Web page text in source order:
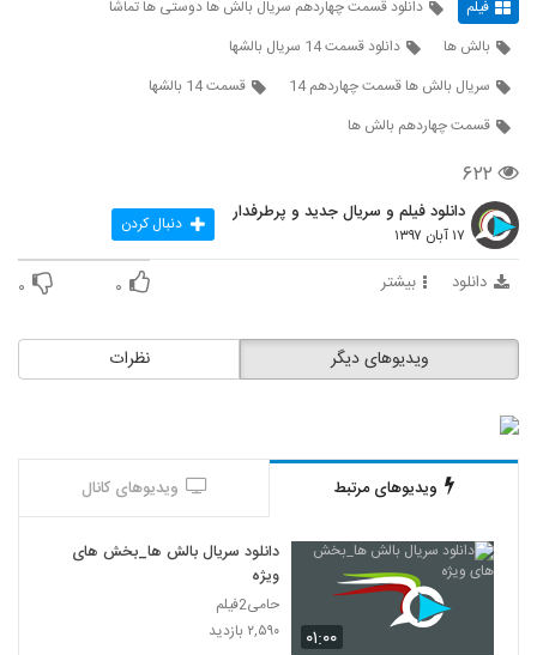
فیلم
دانلود قسمت چهاردهم سریال بالش ها دوستی ها تماشا
بالش ها
دانلود قسمت 14 سریال بالشها
سریال بالش ها قسمت چهاردهم 14
قسمت 14 بالشها
قسمت چهاردهم بالش ها
۶۲۲
دانلود فیلم و سریال جدید و پرطرفدار
۱۷ آبان ۱۳۹۷ دنبال کردن
دانلود بیشتر ۰ ۰
نظرات ویدیوهای دیگر
ویدیوهای مرتبط ویدیوهای کانال
۰۱:۰۰
دانلود سریال بالش ها_بخش های
ویژه
حامی2فیلم
۲,۵۹۰ بازدید